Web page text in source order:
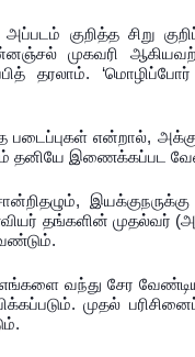
குறித்த சிறு
முகவரி
தரலாம். ‘மொழிப்போர்
என்றால்,
தனியே இணைக்கப்பட
தங்களின் முதல்வர் (அ)
வந்து சேர
முதல்